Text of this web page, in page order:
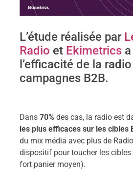
L’étude réalisée par
Radio et Ekimetrics
l’efficacité de la
campagnes B2B.
Dans 70% des cas, la radio est
les plus efficaces sur les cibles
du mix média avec plus de
dispositif pour toucher les
fort panier moyen).